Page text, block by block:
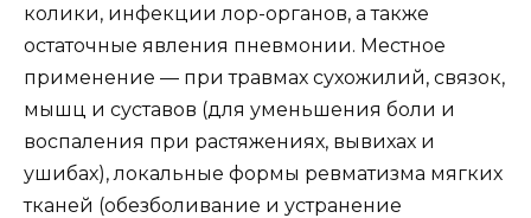
колики, инфекции лор-органов, а также
остаточные явления пневмонии. Местное
применение — при травмах сухожилий, связок,
мышц и суставов (для уменьшения боли и
воспаления при растяжениях, вывихах и
ушибах), локальные формы ревматизма мягких
тканей (обезболивание и устранение